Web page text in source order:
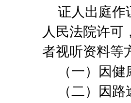
证人出庭作
人民法院许可
者视听资料等
（一）因
（二）因